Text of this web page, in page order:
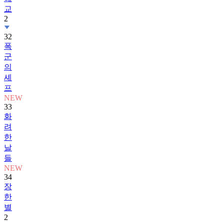
교
2
32
폭
군
의
셰
프
NEW
33
화
려
한
날
들
NEW
34
장
한
별
2